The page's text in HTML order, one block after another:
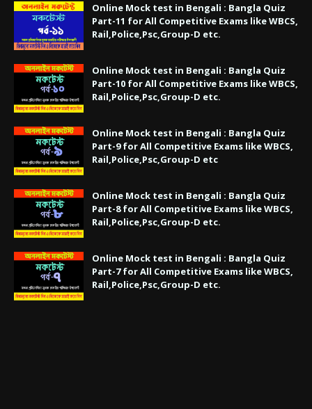
Online Mock test in Bengali : Bangla Quiz
Part-11 for All Competitive Exams like WBCS,
Rail,Police,Psc,Group-D etc.
Online Mock test in Bengali : Bangla Quiz
Part-10 for All Competitive Exams like WBCS,
Rail,Police,Psc,Group-D etc.
Online Mock test in Bengali : Bangla Quiz
Part-9 for All Competitive Exams like WBCS,
Rail,Police,Psc,Group-D etc
Online Mock test in Bengali : Bangla Quiz
Part-8 for All Competitive Exams like WBCS,
Rail,Police,Psc,Group-D etc.
Online Mock test in Bengali : Bangla Quiz
Part-7 for All Competitive Exams like WBCS,
Rail,Police,Psc,Group-D etc.